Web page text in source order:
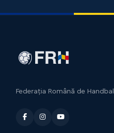
Federația Română de Handbal